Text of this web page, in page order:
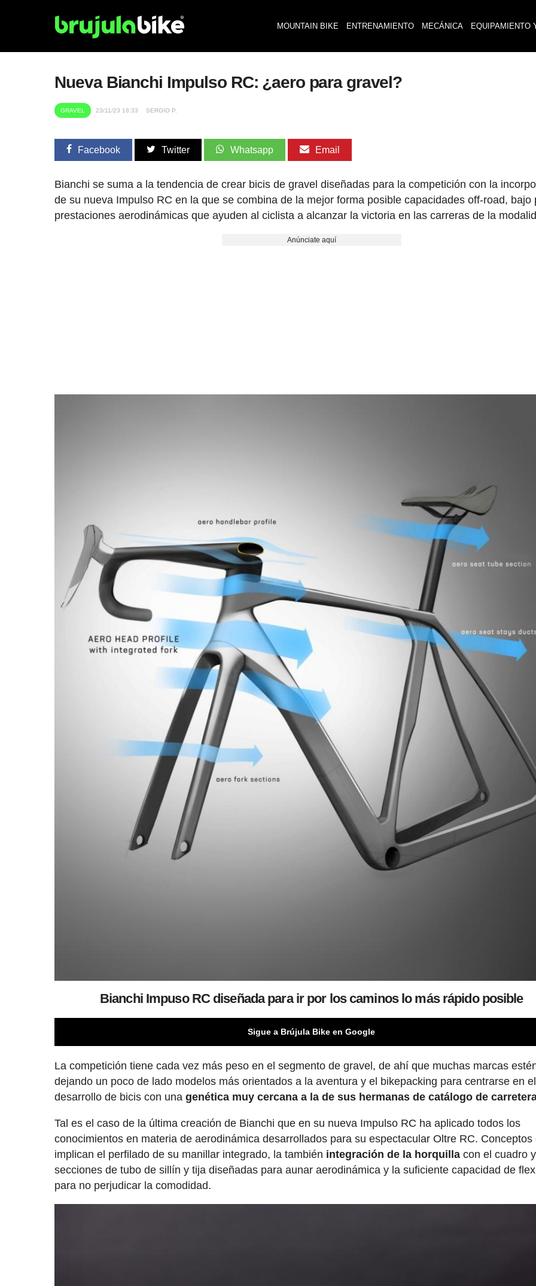
MOUNTAIN BIKE ENTRENAMIENTO MECÁNICA EQUIPAMIENTO
Nueva Bianchi Impulso RC: ¿aero para gravel?
GRAVEL 23/11/23 18:33 SERGIO P.
Facebook Twitter Whatsapp Email
Bianchi se suma a la tendencia de crear bicis de gravel diseñadas para la competición con la
de su nueva Impulso RC en la que se combina de la mejor forma posible capacidades off-road, bajo
prestaciones aerodinámicas que ayuden al ciclista a alcanzar la victoria en las carreras de la
Anúnciate aquí
Bianchi Impuso RC diseñada para ir por los caminos lo más rápido posible
Sigue a Brújula Bike en Google
La competición tiene cada vez más peso en el segmento de gravel, de ahí que muchas marcas
dejando un poco de lado modelos más orientados a la aventura y el bikepacking para centrarse en el
desarrollo de bicis con unagenética muy cercana a la de sus hermanas de catálogo de
Tal es el caso de la última creación de Bianchi que en su nueva Impulso RC ha aplicado todos los
conocimientos en materia de aerodinámica desarrollados para su espectacular Oltre RC. Conceptos
implican el perfilado de su manillar integrado, la también integración de la horquilla con el cuadro
secciones de tubo de sillín y tija diseñadas para aunar aerodinámica y la suficiente capacidad de
para no perjudicar la comodidad.